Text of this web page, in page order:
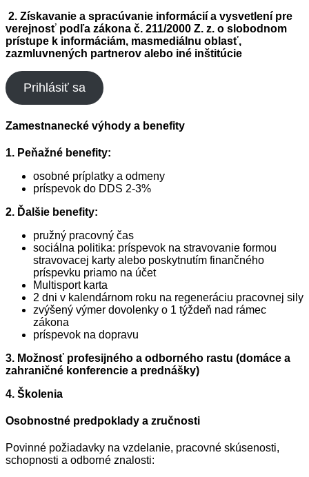
2. Získavanie a spracúvanie informácií a vysvetlení pre
verejnosť podľa zákona č. 211/2000 Z. z. o slobodnom
prístupe k informáciám, masmediálnu oblasť,
zazmluvnených partnerov alebo iné inštitúcie
Prihlásiť sa
Zamestnanecké výhody a benefity
1. Peňažné benefity:
osobné príplatky a odmeny
príspevok do DDS 2-3%
2. Ďalšie benefity:
pružný pracovný čas
sociálna politika: príspevok na stravovanie formou
stravovacej karty alebo poskytnutím finančného
príspevku priamo na účet
Multisport karta
2 dni v kalendárnom roku na regeneráciu pracovnej sily
zvýšený výmer dovolenky o 1 týždeň nad rámec
zákona
príspevok na dopravu
3. Možnosť profesijného a odborného rastu (domáce a
zahraničné konferencie a prednášky)
4. Školenia
Osobnostné predpoklady a zručnosti
Povinné požiadavky na vzdelanie, pracovné skúsenosti,
schopnosti a odborné znalosti: